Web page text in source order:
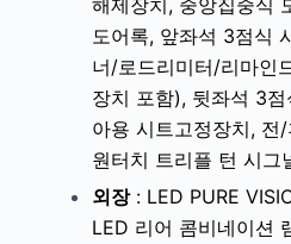
도어록, 앞좌석 3점식
너/로드리미터/리마인
장치 포함), 뒷좌석 3
아용 시트고정장치, 전
원터치 트리플 턴 시그
외장: LED PURE
LED 리어 콤비네이션